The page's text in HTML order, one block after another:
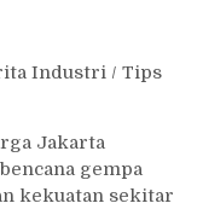
Industri / Tips
Jakarta
gempa
kekuatan sekitar